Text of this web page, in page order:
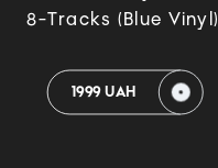
8-Tracks (Blue Vinyl)
1999 UAH